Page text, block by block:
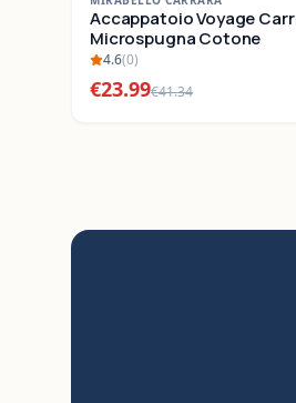
SALDI
Accappatoio Voyage Carrara
Microspugna Cotone
4.6(0)
€23.99€41.34